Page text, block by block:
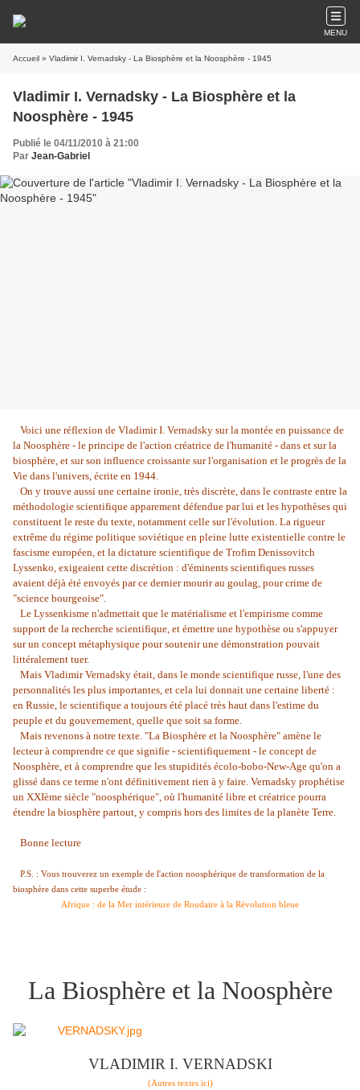
MENU
Accueil » Vladimir I. Vernadsky - La Biosphère et la Noosphère - 1945
Vladimir I. Vernadsky - La Biosphère et la
Noosphère - 1945
Publié le 04/11/2010 à 21:00
Par Jean-Gabriel
Voici une réflexion de Vladimir I. Vernadsky sur la montée en puissance de
la Noosphère - le principe de l'action créatrice de l'humanité - dans et sur la
biosphère, et sur son influence croissante sur l'organisation et le progrès de la
Vie dans l'univers, écrite en 1944.
On y trouve aussi une certaine ironie, très discrète, dans le contraste entre la
méthodologie scientifique apparement défendue par lui et les hypothèses qui
constituent le reste du texte, notamment celle sur l'évolution. La rigueur
extrême du régime politique soviétique en pleine lutte existentielle contre le
fascisme européen, et la dictature scientifique de Trofim Denissovitch
Lyssenko, exigeaient cette discrétion : d'éminents scientifiques russes
avaient déjà été envoyés par ce dernier mourir au goulag, pour crime de
"science bourgeoise".
Le Lyssenkisme n'admettait que le matérialisme et l'empirisme comme
support de la recherche scientifique, et émettre une hypothèse ou s'appuyer
sur un concept métaphysique pour soutenir une démonstration pouvait
littéralement tuer.
Mais Vladimir Vernadsky était, dans le monde scientifique russe, l'une des
personnalités les plus importantes, et cela lui donnait une certaine liberté :
en Russie, le scientifique a toujours été placé très haut dans l'estime du
peuple et du gouvernement, quelle que soit sa forme.
Mais revenons à notre texte. "La Biosphère et la Noosphère" amène le
lecteur à comprendre ce que signifie - scientifiquement - le concept de
Noosphère, et à comprendre que les stupidités écolo-bobo-New-Age qu'on a
glissé dans ce terme n'ont définitivement rien à y faire. Vernadsky prophétise
un XXIème siècle "noosphérique", où l'humanité libre et créatrice pourra
étendre la biosphère partout, y compris hors des limites de la planète Terre.
Bonne lecture
P.S. : Vous trouverez un exemple de l'action noosphérique de transformation de la
biosphère dans cette superbe étude :
Afrique : de la Mer intérieure de Roudaire à la Révolution bleue
La Biosphère et la Noosphère
VLADIMIR I. VERNADSKI
(Autres textes ici)